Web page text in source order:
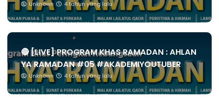
Unknown 4 tahun yang lalu
🔴 [LIVE] PROGRAM KHAS RAMADAN : AHLAN
YA RAMADAN #05 #AKADEMIYOUTUBER
Unknown 4 tahun yang lalu